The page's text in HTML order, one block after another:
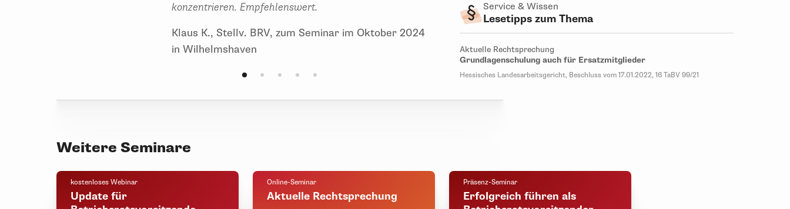
Service & Wissen
Lesetipps zum Thema
Aktuelle Rechtsprechung
Grundlagenschulung auch für Ersatzmitglieder
Hessisches Landesarbeitsgericht, Beschluss vom 17.01.2022, 16 TaBV 99/21
konzentrieren. Empfehlenswert.
Klaus K., Stellv. BRV, zum Seminar im Oktober 2024
in Wilhelmshaven
Weitere Seminare
kostenloses Webinar
Update für
Online-Seminar
Aktuelle Rechtsprechung
Präsenz-Seminar
Erfolgreich führen als